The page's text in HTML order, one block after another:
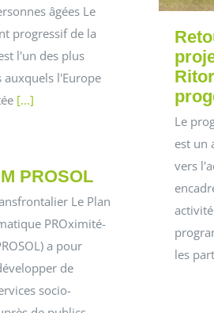
âgées Le
progressif de la
l'un des plus
auxquels l'Europe
[...]
Le
est un
vers
les
PROSOL
Le Plan
PROximité-
a pour
de
socio-